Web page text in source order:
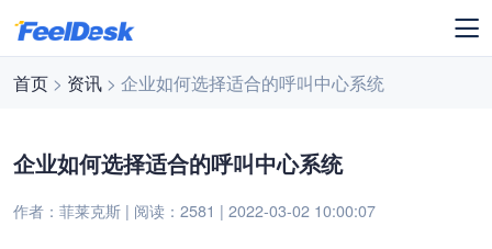
首页 > 资讯 > 企业如何选择适合的呼叫中心系统
企业如何选择适合的呼叫中心系统
作者：菲莱克斯 | 阅读：2581 | 2022-03-02 10:00:07